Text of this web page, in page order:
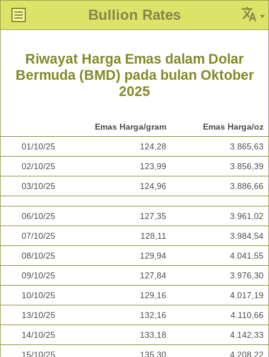
Bullion Rates
Riwayat Harga Emas dalam Dolar
Bermuda (BMD) pada bulan Oktober
2025
Emas Harga/gram Emas Harga/oz
01/10/25 124,28 3.865,63
02/10/25 123,99 3.856,39
03/10/25 124,96 3.886,66
06/10/25 127,35 3.961,02
07/10/25 128,11 3.984,54
08/10/25 129,94 4.041,55
09/10/25 127,84 3.976,30
10/10/25 129,16 4.017,19
13/10/25 132,16 4.110,66
14/10/25 133,18 4.142,33
15/10/25 135,30 4.208,22